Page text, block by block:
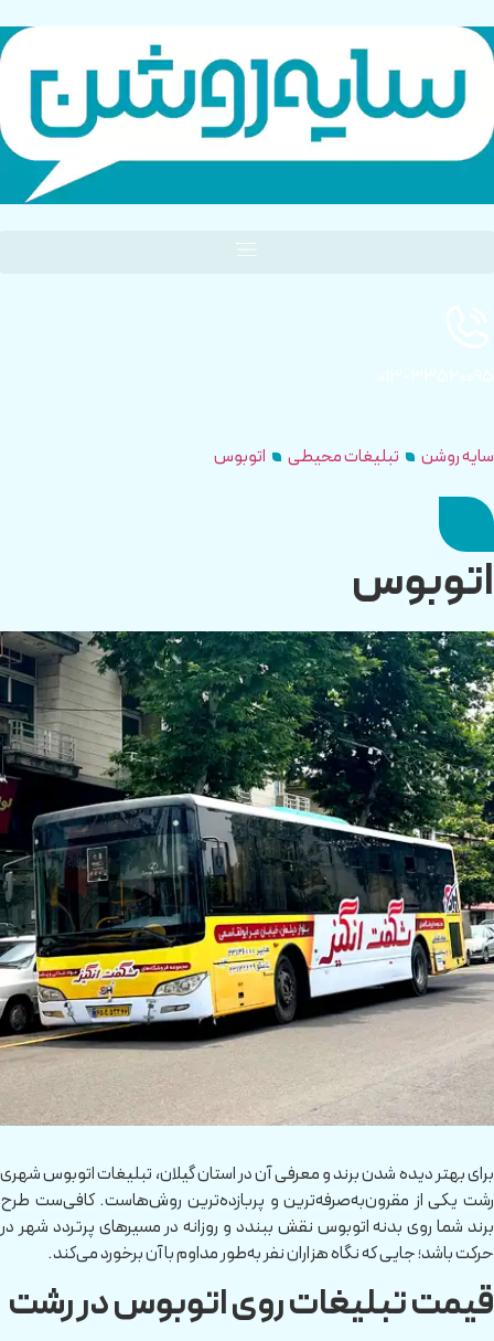
سایه روشن تبلیغات محیطی اتوبوس
اتوبوس
برای بهتر دیده شدن برند و معرفی آن در استان گیلان، تبلیغات اتوبوس شهری
رشت یکی از مقرون‌به‌صرفه‌ترین و پربازده‌ترین روش‌هاست. کافی‌ست طرح
برند شما روی بدنه اتوبوس نقش ببندد و روزانه در مسیرهای پرتردد شهر در
حرکت باشد؛ جایی که نگاه هزاران نفر به‌طور مداوم با آن برخورد می‌کند.
قیمت تبلیغات روی اتوبوس در رشت